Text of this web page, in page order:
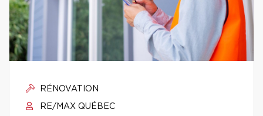
RÉNOVATION
RE/MAX QUÉBEC